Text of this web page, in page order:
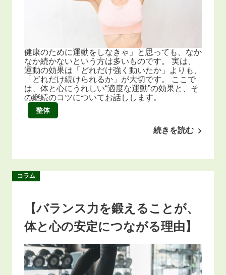
健康のために運動をしなきゃ」と思っても、なか
なか続かないという方は多いものです。 実は、
運動の効果は「どれだけ強く動いたか」よりも、
「どれだけ続けられるか」が大切です。 ここで
は、体と心にうれしい“適度な運動”の効果と、そ
の継続のコツについてお話しします。
整体
続きを読む
コラム
【バランス力を鍛えることが、
体と心の安定につながる理由】